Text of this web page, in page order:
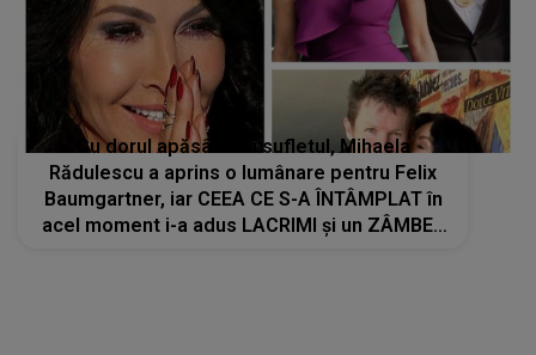
Cu dorul apăsându-i sufletul, Mihaela
Rădulescu a aprins o lumânare pentru Felix
Baumgartner, iar CEEA CE S-A ÎNTÂMPLAT în
acel moment i-a adus LACRIMI și un ZÂMBET